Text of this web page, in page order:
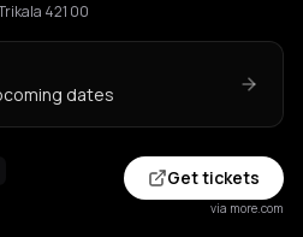
421 00
dates
Get tickets
via more.com